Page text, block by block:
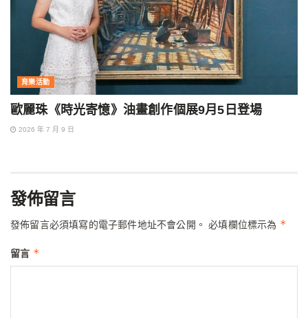
育樂活動
歐麗珠《時光寄憶》油畫創作個展9月5日登場
2026 年 7 月 9 日
發佈留言
發佈留言必須填寫的電子郵件地址不會公開。 必填欄位標示為 *
留言 *